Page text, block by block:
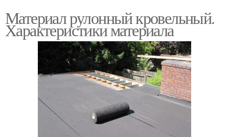
Материал рулонный кровельный.
Характеристики материала